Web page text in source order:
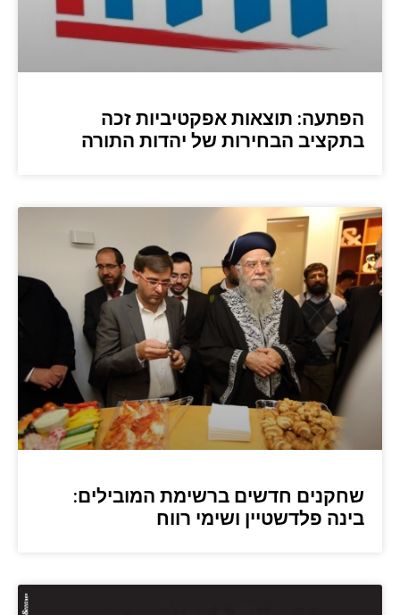
הפתעה: תוצאות אפקטיביות זכה
בתקציב הבחירות של יהדות התורה
שחקנים חדשים ברשימת המובילים:
בינה פלדשטיין ושימי רווח